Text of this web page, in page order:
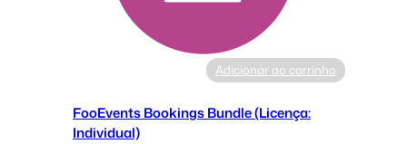
Adicionar ao carrinho
FooEvents Bookings Bundle (Licença:
Individual)